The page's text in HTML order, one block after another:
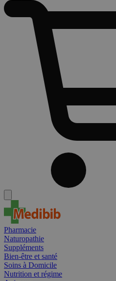
Pharmacie
Naturopathie
Suppléments
Bien-être et santé
Soins à Domicile
Nutrition et régime